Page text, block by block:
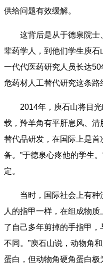
供给问题有效缓解。
这背后是从于德泉院士
辈药学人，到他们学生庾石
一代代医药研究人员长达
危药材人工替代研究这条路
2014年，庾石山将目
载，羚羊角有平肝息风、
替代品研发，在国际上是首
备。”于德泉心疼他的学生
定。
当时，国际社会上有
人的指甲一样，在组成物
了自己多年剪掉的手指甲，
不同。”庾石山说，动物角
蛋白，但动物角硬角蛋白